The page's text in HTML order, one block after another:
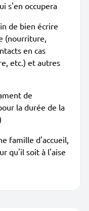
s'en occupera
de bien écrire
(nourriture,
en cas
etc.) et autres
de
la durée de la
famille d'accueil,
qu'il soit à l'aise